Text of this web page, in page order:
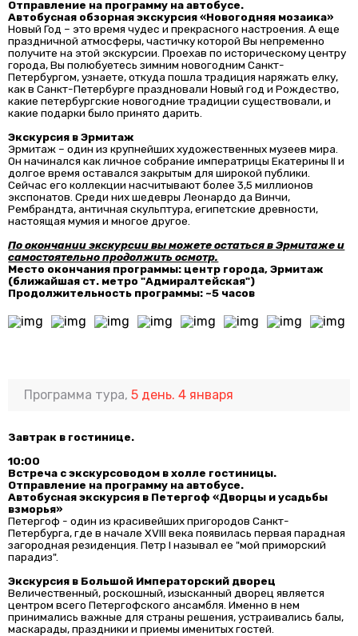
Отправление на программу на автобусе.
Автобусная обзорная экскурсия «Новогодняя мозаика»
Новый Год – это время чудес и прекрасного настроения. А еще
праздничной атмосферы, частичку которой Вы непременно
получите на этой экскурсии. Проехав по историческому центру
города, Вы полюбуетесь зимним новогодним Санкт-
Петербургом, узнаете, откуда пошла традиция наряжать елку,
как в Санкт-Петербурге праздновали Новый год и Рождество,
какие петербургские новогодние традиции существовали, и
какие подарки было принято дарить.
Экскурсия в Эрмитаж
Эрмитаж – один из крупнейших художественных музеев мира.
Он начинался как личное собрание императрицы Екатерины II и
долгое время оставался закрытым для широкой публики.
Сейчас его коллекции насчитывают более 3,5 миллионов
экспонатов. Среди них шедевры Леонардо да Винчи,
Рембрандта, античная скульптура, египетские древности,
настоящая мумия и многое другое.
По окончании экскурсии вы можете остаться в Эрмитаже и
самостоятельно продолжить осмотр.
Место окончания программы: центр города, Эрмитаж
(ближайшая ст. метро "Адмиралтейская")
Продолжительность программы: ~5 часов
Программа тура,5 день. 4 января
Завтрак в гостинице.
10:00
Встреча с экскурсоводом в холле гостиницы.
Отправление на программу на автобусе.
Автобусная экскурсия в Петергоф «Дворцы и усадьбы
взморья»
Петергоф - один из красивейших пригородов Санкт-
Петербурга, где в начале XVIII века появилась первая парадная
загородная резиденция. Петр I называл ее "мой приморский
парадиз".
Экскурсия в Большой Императорский дворец
Величественный, роскошный, изысканный дворец является
центром всего Петергофского ансамбля. Именно в нем
принимались важные для страны решения, устраивались балы,
маскарады, праздники и приемы именитых гостей.